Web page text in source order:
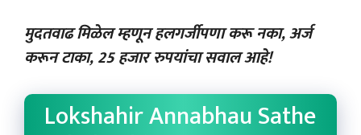
मुदतवाढ मिळेल म्हणून हलगर्जीपणा करू नका, अर्ज
करून टाका, 25 हजार रुपयांचा सवाल आहे!
Lokshahir Annabhau Sathe